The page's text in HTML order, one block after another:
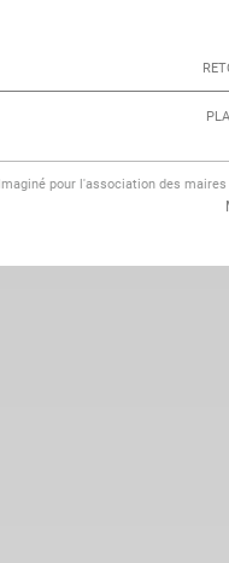
Imaginé pour l'association des